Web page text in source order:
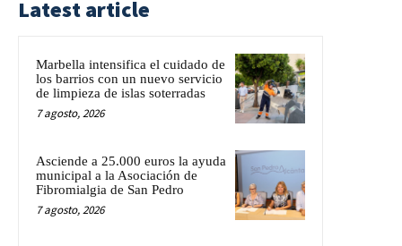
Latest article
Marbella intensifica el cuidado de
los barrios con un nuevo servicio
de limpieza de islas soterradas
7 agosto, 2026
Asciende a 25.000 euros la ayuda
municipal a la Asociación de
Fibromialgia de San Pedro
7 agosto, 2026